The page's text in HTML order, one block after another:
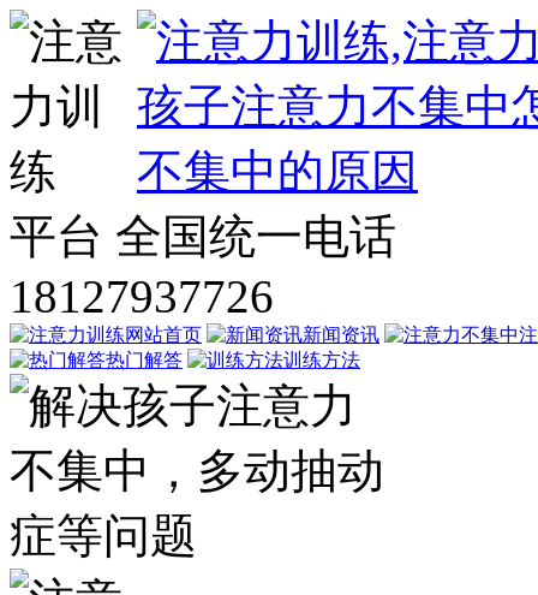
平台 全国统一电话
18127937726
网站首页 新闻资讯
热门解答
训练方法